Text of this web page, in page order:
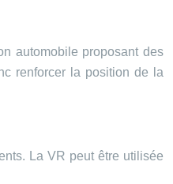
automobile proposant des
renforcer la position de la
La VR peut être utilisée